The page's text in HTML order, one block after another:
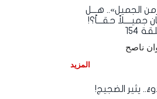
نـوفـمـبـر ,
ديـسـمـبـر ,
أكـتـوبـر ,
نـوفـمـبـر ,
ديـسـمـبـر ,
سـبـتـمـبـر ,
أكـتـوبـر ,
نـوفـمـبـر ,
ديـسـمـبـر ,
الجميل».. هـــل
جميــــلاً حقـــاً؟!
154
ناصح
المزيد
يثير الضجيج!